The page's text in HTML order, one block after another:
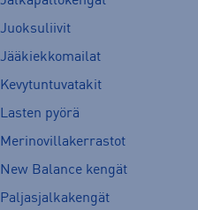
Juoksuliivit
Jääkiekkomailat
Kevytuntuvatakit
Lasten pyörä
Merinovillakerrastot
New Balance kengät
Paljasjalkakengät